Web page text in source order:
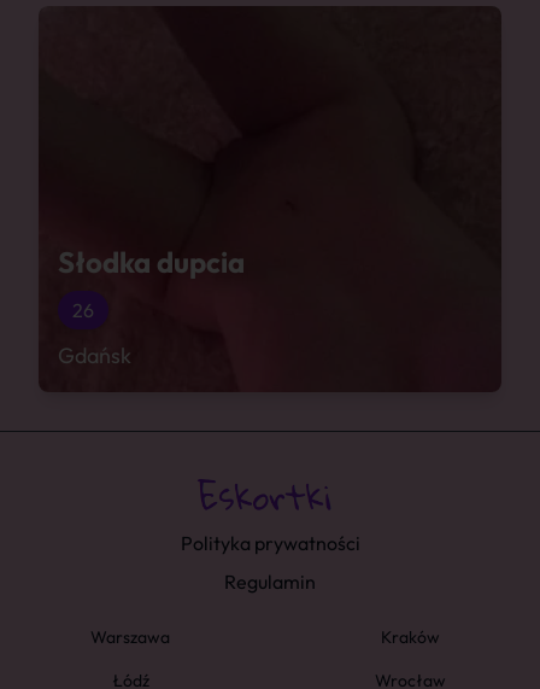
Słodka dupcia
26
Gdańsk
Polityka prywatności
Regulamin
Warszawa
Kraków
Łódź
Wrocław